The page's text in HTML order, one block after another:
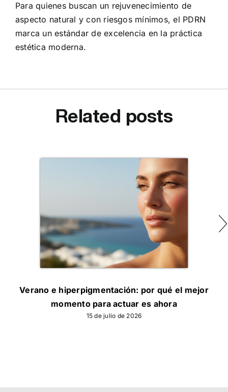
Para quienes buscan un rejuvenecimiento de
aspecto natural y con riesgos mínimos, el PDRN
marca un estándar de excelencia en la práctica
estética moderna.
Related posts
Verano e hiperpigmentación: por qué el mejor
momento para actuar es ahora
15 de julio de 2026